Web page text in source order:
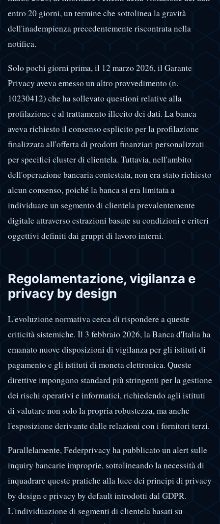
entro 20 giorni, un termine che sottolinea la gravità
dell'inadempienza precedentemente riscontrata nella
notifica.
Solo pochi giorni prima, il 12 marzo 2026, il Garante
Privacy aveva emesso un altro provvedimento (n.
10230412) che ha sollevato questioni relative alla
profilazione e al trattamento illecito dei dati. La banca
aveva richiesto il consenso esplicito per la profilazione
finalizzata all'offerta di prodotti finanziari personalizzati
per specifici cluster di clientela. Tuttavia, nell'ambito
dell'operazione bancaria contestata, non era stato richiesto
alcun consenso, poiché la banca si era limitata a
individuare un segmento di clientela prevalentemente
digitale attraverso estrazioni basate su condizioni e criteri
oggettivi definiti dai gruppi di lavoro interni.
Regolamentazione, vigilanza e
privacy by design
L'evoluzione normativa cerca di rispondere a queste
criticità sistemiche. Il 3 febbraio 2026, la Banca d'Italia ha
emanato nuove disposizioni di vigilanza per gli istituti di
pagamento e gli istituti di moneta elettronica. Queste
direttive impongono standard più stringenti per la gestione
dei rischi operativi e informatici, richiedendo agli istituti
di valutare non solo la propria robustezza, ma anche
l'esposizione derivante dalle relazioni con i fornitori terzi.
Parallelamente, Federprivacy ha pubblicato un alert sulle
inquiry bancarie improprie, sottolineando la necessità di
inquadrare queste pratiche alla luce dei principi di privacy
by design e privacy by default introdotti dal GDPR.
L'individuazione di segmenti di clientela basati su